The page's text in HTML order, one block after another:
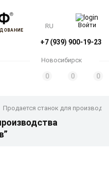
+7 (939) 900-19-23
RU Войти
Новосибирск
0 0 0
Продается станок для